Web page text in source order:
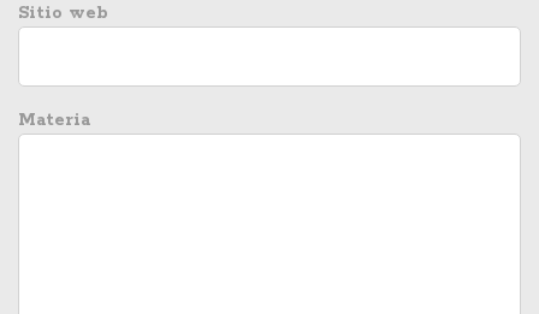
Sitio web
Materia